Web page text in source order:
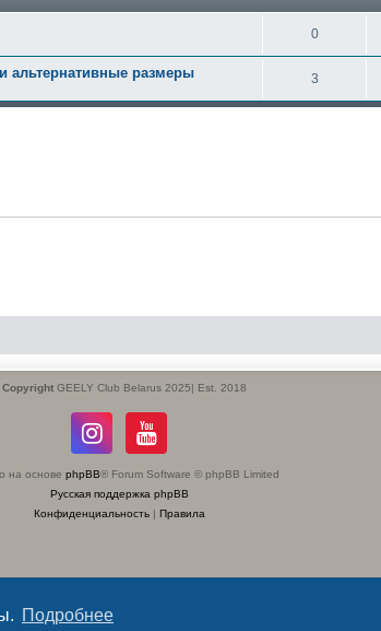
Подробнее
0
альтернативные размеры 3
GEELY Club Belarus 2025| Est. 2018
на основе phpBB® Forum Software © phpBB Limited
Русская поддержка phpBB
Конфиденциальность| Правила